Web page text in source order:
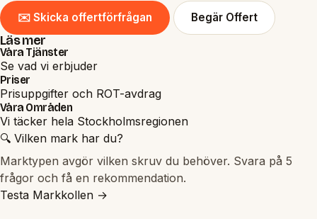
✉️ Skicka offertförfrågan Begär Offert
Läs mer
Våra Tjänster
Se vad vi erbjuder
Priser
Prisuppgifter och ROT-avdrag
Våra Områden
Vi täcker hela Stockholmsregionen
🔍 Vilken mark har du?
Marktypen avgör vilken skruv du behöver. Svara på 5
frågor och få en rekommendation.
Testa Markkollen →